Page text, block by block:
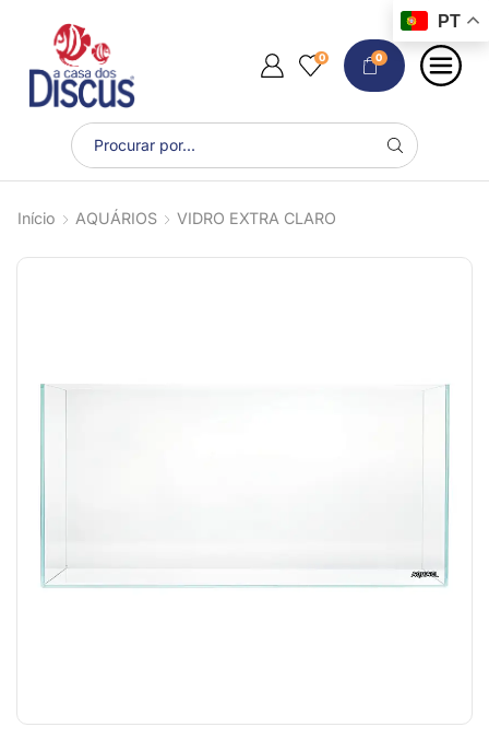
0 0
Início AQUÁRIOS VIDRO EXTRA CLARO
PT